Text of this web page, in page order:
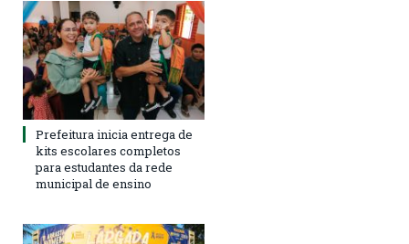
Prefeitura inicia entrega de
kits escolares completos
para estudantes da rede
municipal de ensino